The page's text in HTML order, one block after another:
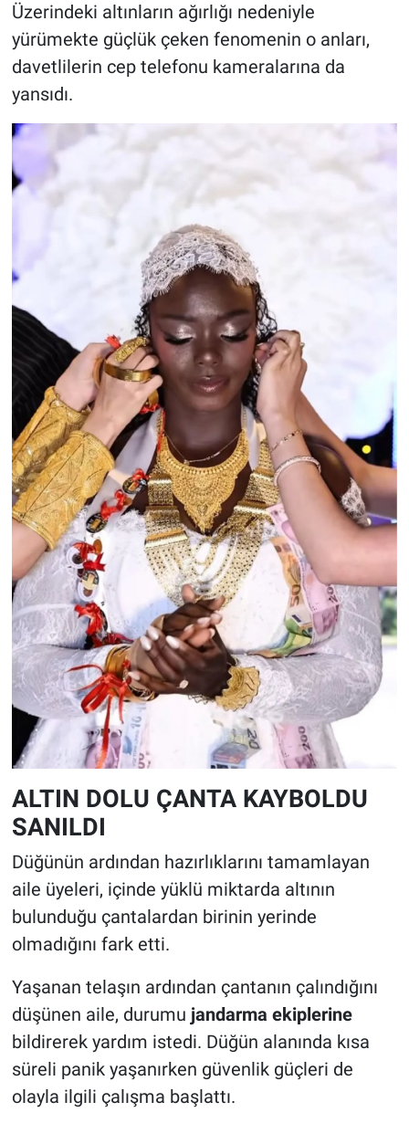
Üzerindeki altınların ağırlığı nedeniyle
yürümekte güçlük çeken fenomenin o anları,
davetlilerin cep telefonu kameralarına da
yansıdı.
ALTIN DOLU ÇANTA KAYBOLDU
SANILDI
Düğünün ardından hazırlıklarını tamamlayan
aile üyeleri, içinde yüklü miktarda altının
bulunduğu çantalardan birinin yerinde
olmadığını fark etti.
Yaşanan telaşın ardından çantanın çalındığını
düşünen aile, durumu jandarma ekiplerine
bildirerek yardım istedi. Düğün alanında kısa
süreli panik yaşanırken güvenlik güçleri de
olayla ilgili çalışma başlattı.